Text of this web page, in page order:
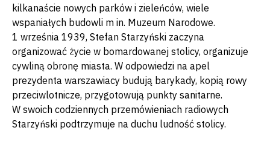
kilkanaście nowych parków i zieleńców, wiele
wspaniałych budowli m in. Muzeum Narodowe.
1 września 1939, Stefan Starzyński zaczyna
organizować życie w bomardowanej stolicy, organizuje
cywliną obronę miasta. W odpowiedzi na apel
prezydenta warszawiacy budują barykady, kopią rowy
przeciwlotnicze, przygotowują punkty sanitarne.
W swoich codziennych przemówieniach radiowych
Starzyński podtrzymuje na duchu ludność stolicy.